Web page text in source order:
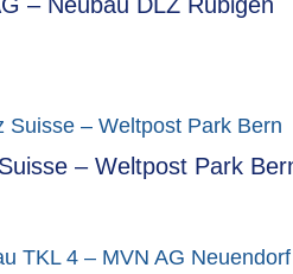
– Weltpost Park